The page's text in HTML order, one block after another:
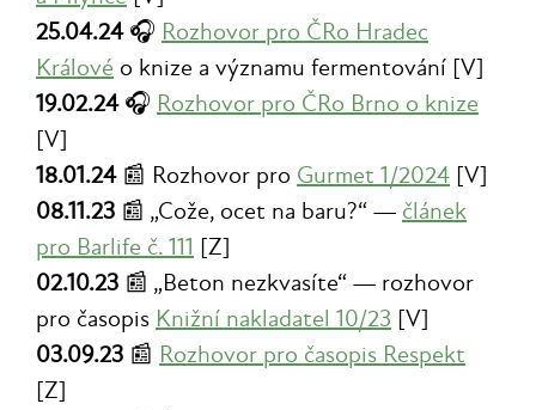
25.04.24🎧 Rozhovor pro ČRo Hradec
Králové o knize a významu fermentování [V]
19.02.24🎧 Rozhovor pro ČRo Brno o knize
[V]
18.01.24📰 Rozhovor pro Gurmet 1/2024 [V]
08.11.23 📰 „Cože, ocet na baru?“ — článek
pro Barlife č. 111 [Z]
02.10.23 📰 „Beton nezkvasíte“ — rozhovor
pro časopis Knižní nakladatel 10/23 [V]
03.09.23 📰 Rozhovor pro časopis Respekt
[Z]